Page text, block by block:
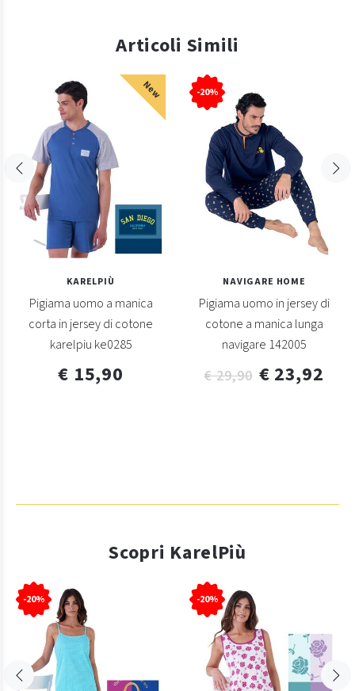
Articoli Simili
New
KARELPIÙ
Pigiama uomo a manica
corta in jersey di cotone
karelpiu ke0285
€ 15,90
-20%
NAVIGARE HOME
Pigiama uomo in jersey di
cotone a manica lunga
navigare 142005
€ 29,90 € 23,92
Scopri KarelPiù
-20% -20%